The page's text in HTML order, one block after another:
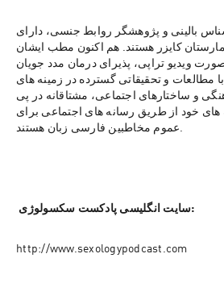
بالینی و پژوهشگر روابط جنسی، دارای
کایزر هستند. هم اکنون مطب ایشان
ویدیو تراپی، پذیرای درمان مدد جویان
مطالعات و تحقیقاتی گسترده در زمینه های
و ساختارهای اجتماعی، مشتاقانه در پی
های خود از طریق رسانه های اجتماعی برای
عموم مخاطبین فارسی زبان هستند.
سایت انگلیسی پادکست سکسولوژی:
http://www.sexologypodcast.com